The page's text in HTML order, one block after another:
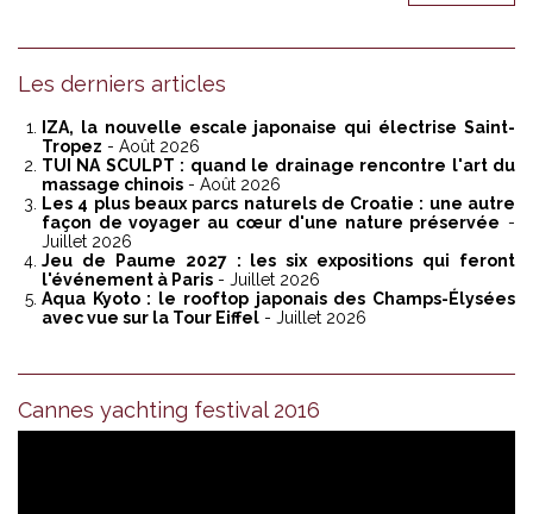
Les derniers articles
IZA, la nouvelle escale japonaise qui électrise Saint-
Tropez - Août 2026
TUI NA SCULPT : quand le drainage rencontre l'art du
massage chinois - Août 2026
Les 4 plus beaux parcs naturels de Croatie : une autre
façon de voyager au cœur d'une nature préservée -
Juillet 2026
Jeu de Paume 2027 : les six expositions qui feront
l'événement à Paris - Juillet 2026
Aqua Kyoto : le rooftop japonais des Champs-Élysées
avec vue sur la Tour Eiffel - Juillet 2026
Cannes yachting festival 2016